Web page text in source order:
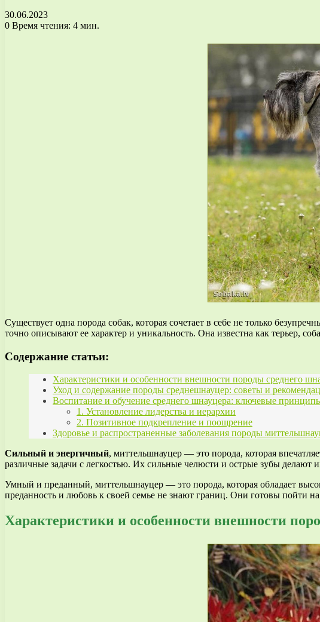
30.06.2023
0 Время чтения: 4 мин.
Существует одна порода собак, которая сочетает в себе не только
точно описывают ее характер и уникальность. Она известна как терьер,
Содержание статьи:
Характеристики и особенности внешности породы среднего
Уход и содержание породы среднешнауцер: советы и
Воспитание и обучение среднего шнауцера: ключевые
1. Установление лидерства и иерархии
2. Позитивное подкрепление и поощрение
Здоровье и распространенные заболевания породы
Сильный и энергичный, миттельшнауцер — это порода, которая
различные задачи с легкостью. Их сильные челюсти и острые зубы
Умный и преданный, миттельшнауцер — это порода, которая обладает
преданность и любовь к своей семье не знают границ. Они готовы пойти
Характеристики и особенности внешности